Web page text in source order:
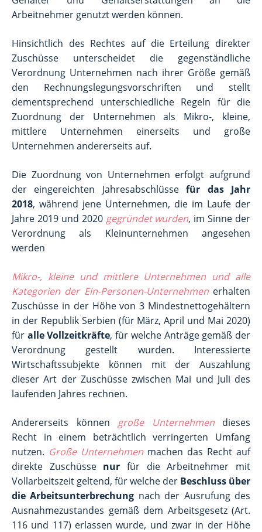
Arbeitnehmer genutzt werden können.
Hinsichtlich des Rechtes auf die Erteilung direkter
Zuschüsse unterscheidet die gegenständliche
Verordnung Unternehmen nach ihrer Größe gemäß
den Rechnungslegungsvorschriften und stellt
dementsprechend unterschiedliche Regeln für die
Zuordnung der Unternehmen als Mikro-, kleine,
mittlere Unternehmen einerseits und große
Unternehmen andererseits auf.
Die Zuordnung von Unternehmen erfolgt aufgrund
der eingereichten Jahresabschlüssefür das Jahr
2018, während jene Unternehmen, die im Laufe der
Jahre 2019 und 2020 gegründet wurden, im Sinne der
Verordnung als Kleinunternehmen angesehen
werden
Mikro-, kleine und mittlere Unternehmen und alle
Kategorien der Ein-Personen-Unternehmen erhalten
Zuschüsse in der Höhe von 3 Mindestnettogehältern
in der Republik Serbien (für März, April und Mai 2020)
für alle Vollzeitkräfte, für welche Anträge gemäß der
Verordnung gestellt wurden. Interessierte
Wirtschaftssubjekte können mit der Auszahlung
dieser Art der Zuschüsse zwischen Mai und Juli des
laufenden Jahres rechnen.
Andererseits können große Unternehmendieses
Recht in einem beträchtlich verringerten Umfang
nutzen. Große Unternehmen machen das Recht auf
direkte Zuschüsse nur für die Arbeitnehmer mit
Vollarbeitszeit geltend, für welche der Beschluss über
die Arbeitsunterbrechung nach der Ausrufung des
Ausnahmezustandes gemäß dem Arbeitsgesetz (Art.
116 und 117) erlassen wurde, und zwar in der Höhe